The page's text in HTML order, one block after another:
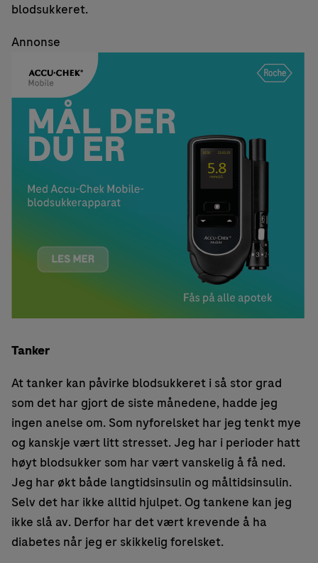
blodsukkeret.
Annonse
Tanker
At tanker kan påvirke blodsukkeret i så stor grad
som det har gjort de siste månedene, hadde jeg
ingen anelse om. Som nyforelsket har jeg tenkt mye
og kanskje vært litt stresset. Jeg har i perioder hatt
høyt blodsukker som har vært vanskelig å få ned.
Jeg har økt både langtidsinsulin og måltidsinsulin.
Selv det har ikke alltid hjulpet. Og tankene kan jeg
ikke slå av. Derfor har det vært krevende å ha
diabetes når jeg er skikkelig forelsket.